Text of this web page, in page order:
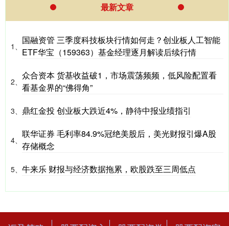
最新文章
1、
国融资管 三季度科技板块行情如何走？创业板人工智能
ETF华宝（159363）基金经理逐月解读后续行情
2、
众合资本 货基收益破1，市场震荡频频，低风险配置看
看基金界的“佛得角”
3、 鼎红金投 创业板大跌近4%，静待中报业绩指引
4、
联华证券 毛利率84.9%冠绝美股后，美光财报引爆A股
存储概念
5、 牛来乐 财报与经济数据拖累，欧股跌至三周低点